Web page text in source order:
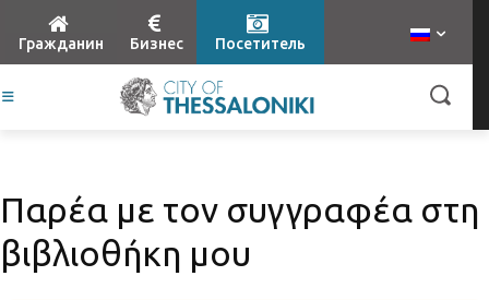
Гражданин Бизнес Посетитель
Παρέα με τον συγγραφέα στη
βιβλιοθήκη μου